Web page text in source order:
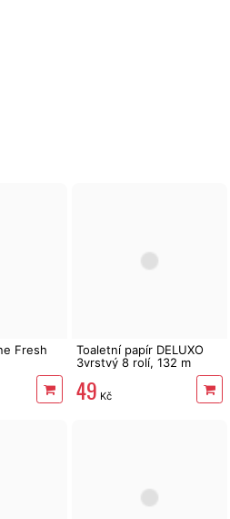
Fresh
Toaletní papír DELUXO
3vrstvý 8 rolí, 132 m
49 Kč